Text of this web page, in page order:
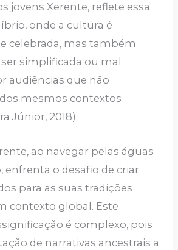
jovens Xerente, reflete essa
onde a cultura é
celebrada, mas também
simplificada ou mal
audiências que não
mesmos contextos
Júnior, 2018).
ao navegar pelas águas
enfrenta o desafio de criar
para as suas tradições
contexto global. Este
é complexo, pois
de narrativas ancestrais a